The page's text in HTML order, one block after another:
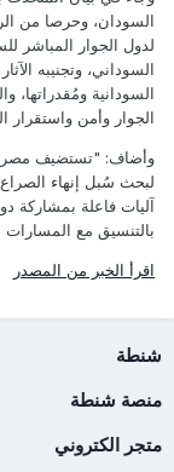
السودان، وحرصا من
لدول الجوار المباشر
السوداني، وتجنيبه
السودانية ومُقدراتها،
الجوار وأمن واستقرار
لبحث سُبل إنهاء الصراع
آليات فاعلة بمشاركة
بالتنسيق مع المسارات
اقرأ الخبر من المصدر
شنطة
منصة شنطة
متجر الكتروني